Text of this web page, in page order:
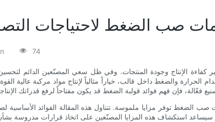
صب الضغط لاحتياجات
74
الإنتاج وجودة المنتجات. وفي ظل سعي المصنّعين الدائم
والضغط داخل قالب، خياراً مثالياً لإنتاج مواد مركبة عالية
صب الضغط توفر مزايا ملموسة. تتناول هذه المقالة الفوائد